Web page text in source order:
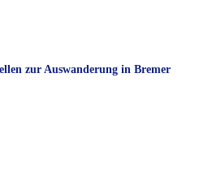
zur Auswanderung in Bremer